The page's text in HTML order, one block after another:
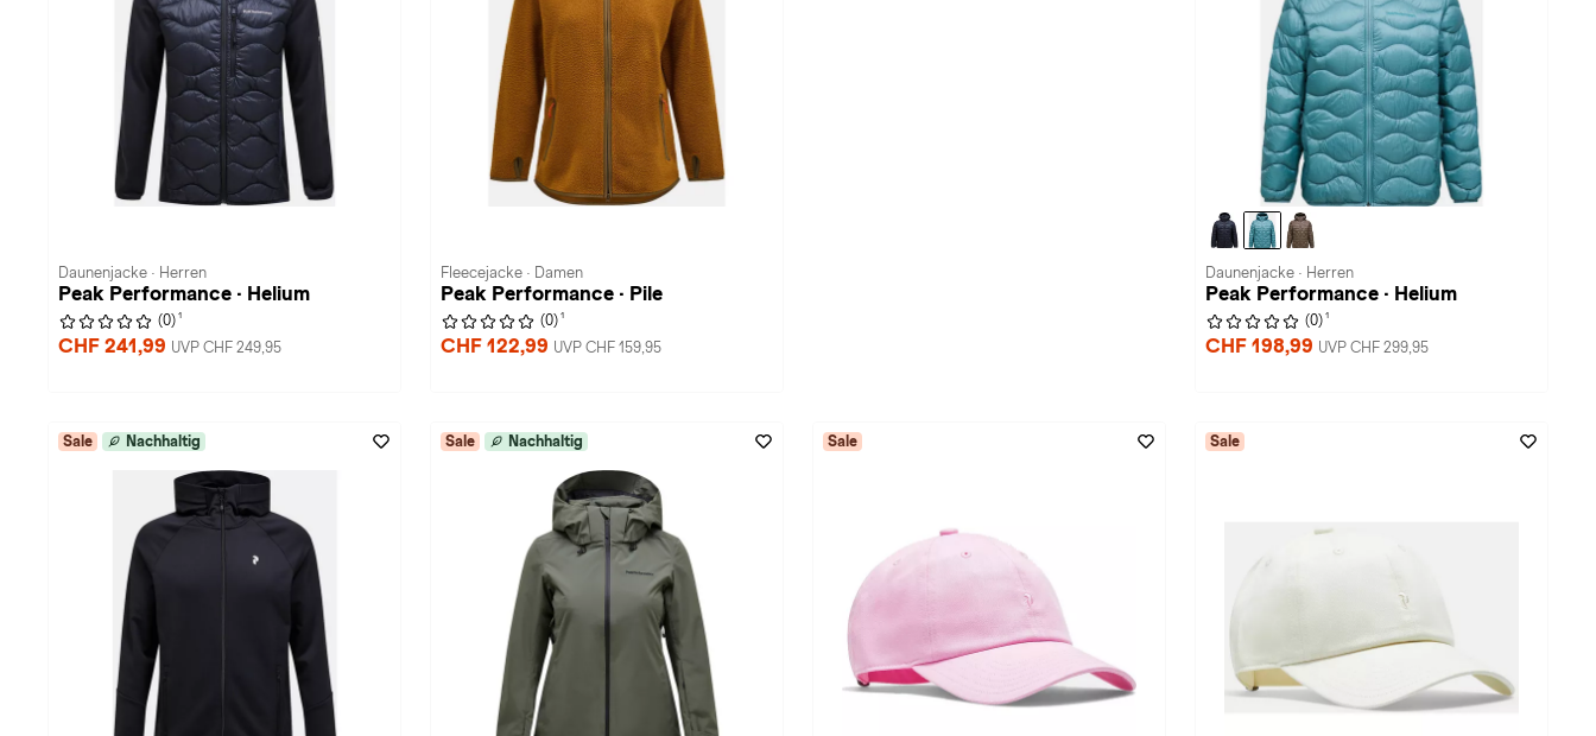
Daunenjacke · Herren
Peak Performance · Helium
(0) 1
CHF 241,99 UVP CHF 249,95
Fleecejacke · Damen
Peak Performance · Pile
(0) 1
CHF 122,99 UVP CHF 159,95
Daunenjacke · Herren
Peak Performance · Helium
(0) 1
CHF 198,99 UVP CHF 299,95
Sale Nachhaltig Sale Nachhaltig Sale Sale